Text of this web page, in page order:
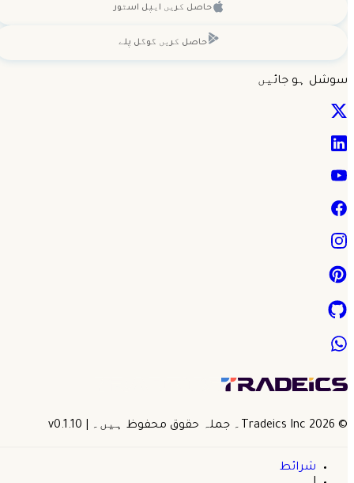
حاصل کریں ایپل اسٹور
حاصل کریں گوگل پلے
سوشل ہو جائیں
©
2026 Tradeics Inc۔ جملہ حقوق محفوظ ہیں۔ | v
0.1.10
شرائط